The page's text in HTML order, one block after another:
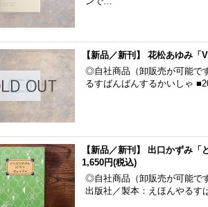
【新品／新刊】 花松あゆみ「
◎自社商品（卸販売が可能で
るすばんばんするかいしゃ
【新品／新刊】 出口かずみ
1,650円(税込)
◎自社商品（卸販売が可能で
出版社／製本：えほんやる